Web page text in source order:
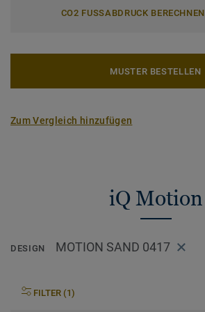
CO2 FUSSABDRUCK BERECHNEN
MUSTER BESTELLEN
Zum Vergleich hinzufügen
iQ Motion
DESIGN MOTION SAND 0417
FILTER (1)